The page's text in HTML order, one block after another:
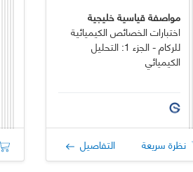
مواصفة قياسية خليجية
اختبارات الخصائص الكيميائية
للركام - الجزء 1: التحليل
الكيميائي
نظرة سريعة التفاصيل